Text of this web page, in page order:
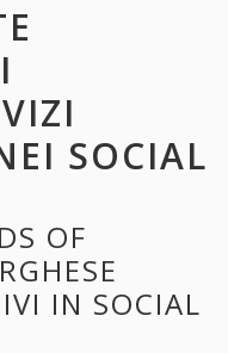
SOCIAL
OF
IN SOCIAL